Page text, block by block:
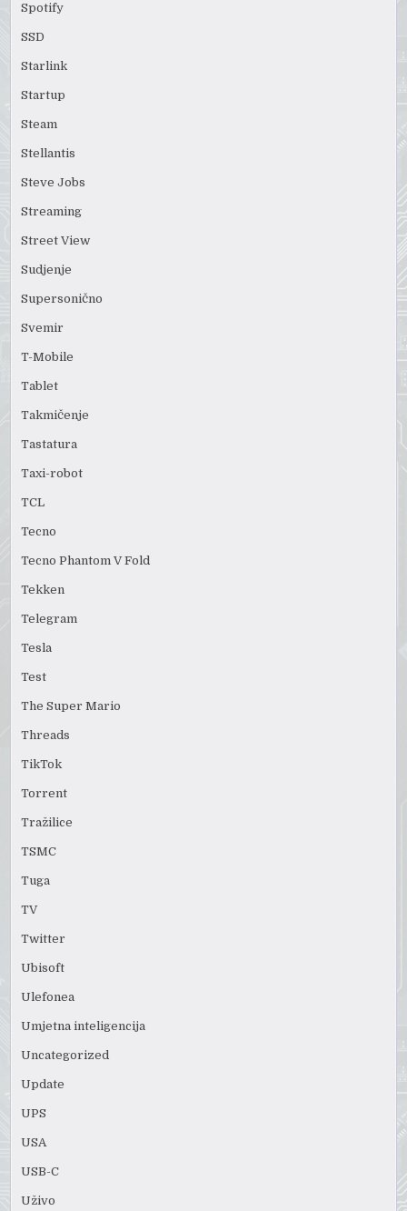
Spotify
SSD
Starlink
Startup
Steam
Stellantis
Steve Jobs
Streaming
Street View
Sudjenje
Supersonično
Svemir
T-Mobile
Tablet
Takmičenje
Tastatura
Taxi-robot
TCL
Tecno
Tecno Phantom V Fold
Tekken
Telegram
Tesla
Test
The Super Mario
Threads
TikTok
Torrent
Tražilice
TSMC
Tuga
TV
Twitter
Ubisoft
Ulefonea
Umjetna inteligencija
Uncategorized
Update
UPS
USA
USB-C
Uživo